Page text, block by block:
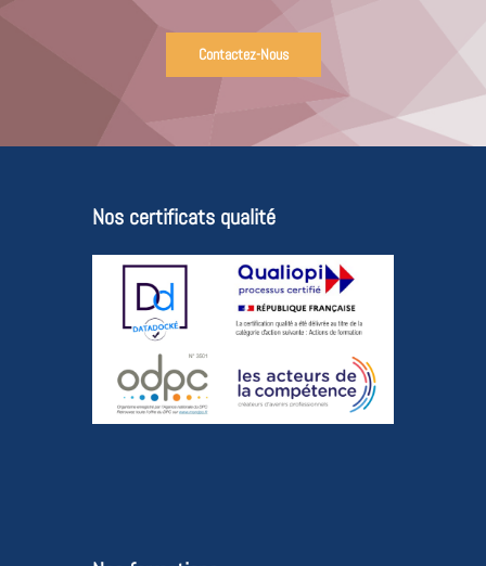
Contactez-Nous
Nos certificats qualité